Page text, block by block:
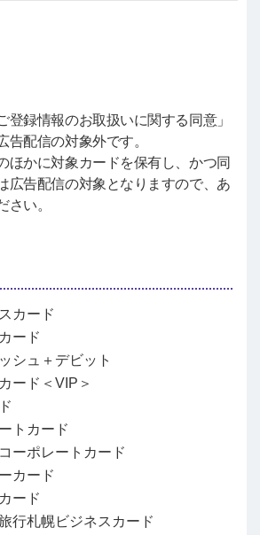
登録情報のお取扱いに関する同意」
告配信の対象外です。
ほかに対象カードを保有し、かつ同
広告配信の対象となりますので、あ
さい。
カード
ード
シュ＋デビット
ード＜VIP＞
トカード
ーポレートカード
カード
ード
行札幌ビジネスカード